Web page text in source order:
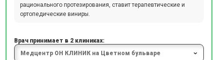
рационального протезирования, ставит терапевтические и
ортопедические виниры.
Врач принимает в 2 клиниках: